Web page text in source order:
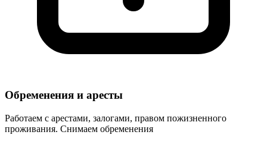
Обременения и аресты
Работаем с арестами, залогами, правом пожизненного
проживания. Снимаем обременения